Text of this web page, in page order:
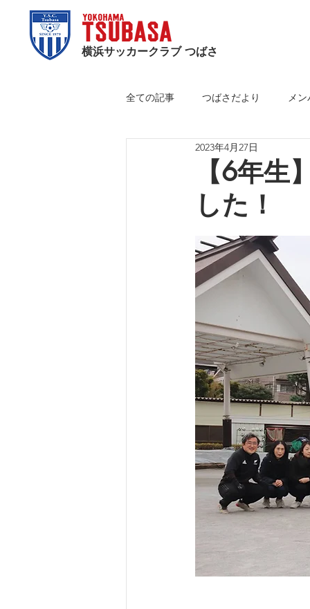
横浜サッカークラブ つばさ
全ての記事 つばさだより メ
【6年
した！
2023年4月27日